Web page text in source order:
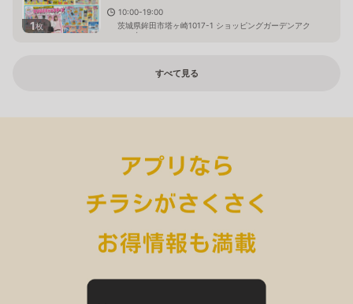
1枚
10:00-19:00
茨城県鉾田市塔ヶ崎1017-1 ショッピングガーデンアク
ロス内
すべて見る